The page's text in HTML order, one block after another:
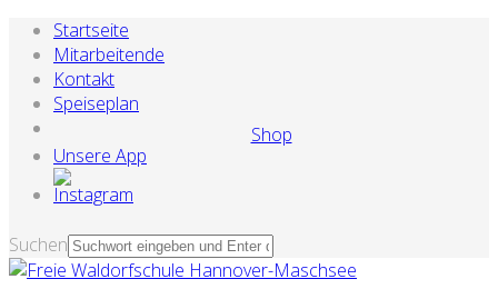
Startseite
Mitarbeitende
Kontakt
Speiseplan
Shop
Unsere App
Suchen